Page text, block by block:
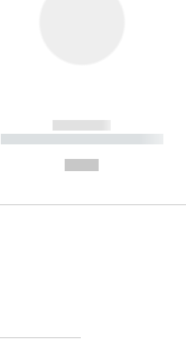
------------
----------- ----------- ----------